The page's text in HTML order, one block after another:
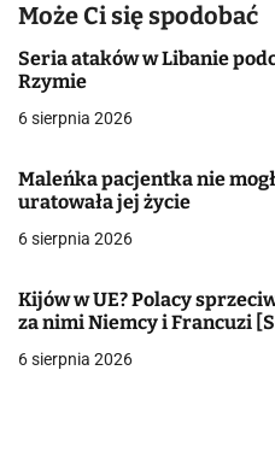
a
c
j
w
p
i
s
Może Ci się spodobać
Seria ataków w Libanie
Rzymie
6 sierpnia 2026
Maleńka pacjentka nie
uratowała jej życie
6 sierpnia 2026
Kijów w UE? Polacy
za nimi Niemcy i Francuzi
6 sierpnia 2026